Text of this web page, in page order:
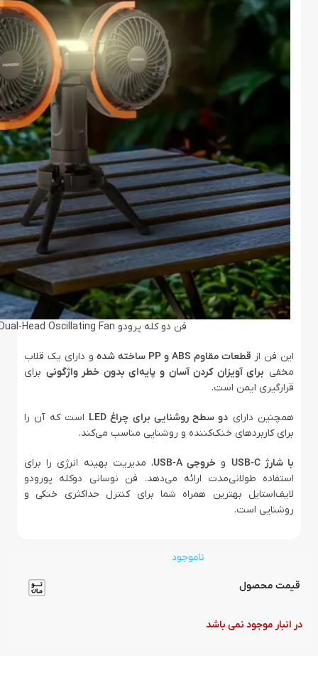
فن دو کله پرودو Porodo Lifestyle Dual-Head Oscillating Fan
این فن از قطعات مقاوم ABS و PP ساخته شده
و دارای یک قلاب
مخفی برای آویزان کردن آسان و پایه‌ای بدون خطر واژگونی برای
قرارگیری ایمن است.
همچنین دارای دو سطح روشنایی برای چراغ LED
است که آن را
برای کاربردهای خنک‌کننده و روشنایی مناسب می‌کند.
با شارژ USB-C و خروجی USB-A
، مدیریت بهینه انرژی را برای
استفاده طولانی‌مدت ارائه می‌دهد. فن نوسانی دوکله پورودو
لایف‌استایل بهترین همراه شما برای کنترل حداکثری خنکی و
روشنایی است.
قیمت محصول
ناموجود
در انبار موجود نمی باشد